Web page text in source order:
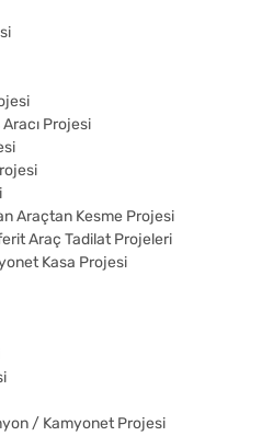
Projesi
Araçtan Kesme Projesi
Araç Tadilat Projeleri
Kasa Projesi
/ Kamyonet Projesi